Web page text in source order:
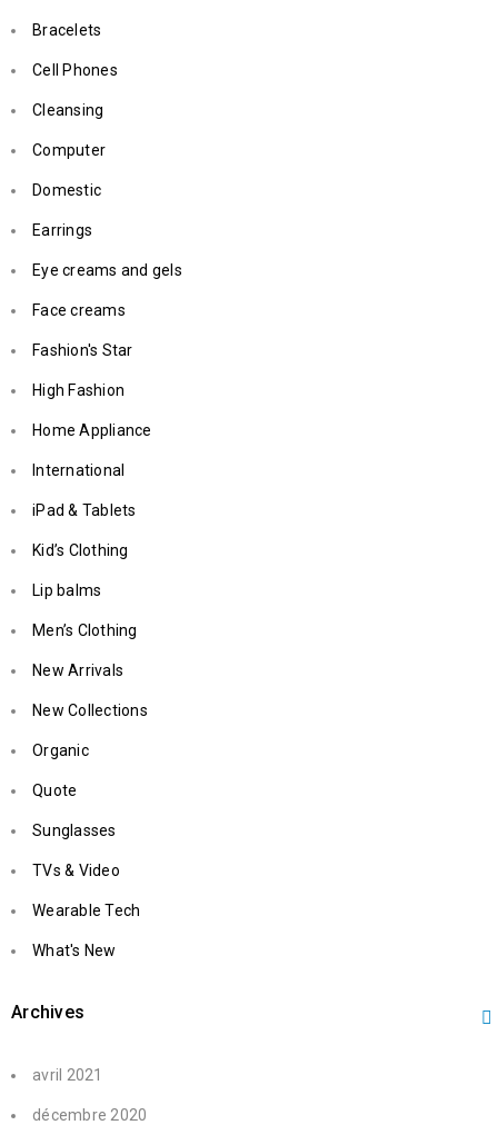
Bracelets
Cell Phones
Cleansing
Computer
Domestic
Earrings
Eye creams and gels
Face creams
Fashion's Star
High Fashion
Home Appliance
International
iPad & Tablets
Kid’s Clothing
Lip balms
Men’s Clothing
New Arrivals
New Collections
Organic
Quote
Sunglasses
TVs & Video
Wearable Tech
What's New
Archives
avril 2021
décembre 2020